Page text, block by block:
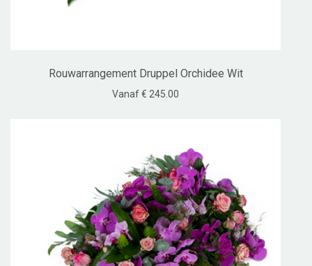
Rouwarrangement Druppel Orchidee Wit
Vanaf € 245.00